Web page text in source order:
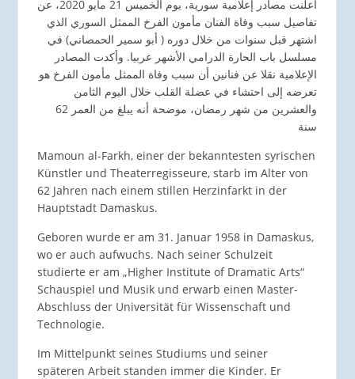
اعلنت مصادر إعلامية سورية، يوم الخميس 21 مايو 2020، عن
تفاصيل سبب وفاة الفنان مأمون الفرخ الممثل السوري الذي
اشتهر قبل سنوات من خلال دوره ( أبو سمير الحمصاني) في
مسلسل باب الحارة الدرامي الأشهر عربيا. وأكدت المصادر
الإعلامية نقلا عن فنانين أن سبب وفاة الممثل مأمون الفرخ هو
تعرضه إلى احتشاء في عضلة القلب خلال اليوم الثامن
والعشرين من شهر رمضان، موضحة أنه يبلغ من العمر 62
سنة
Mamoun al-Farkh, einer der bekanntesten syrischen
Künstler und Theaterregisseure, starb im Alter von
62 Jahren nach einem stillen Herzinfarkt in der
Hauptstadt Damaskus.
Geboren wurde er am 31. Januar 1958 in Damaskus,
wo er auch aufwuchs. Nach seiner Schulzeit
studierte er am „Higher Institute of Dramatic Arts“
Schauspiel und Musik und erwarb einen Master-
Abschluss der Universität für Wissenschaft und
Technologie.
Im Mittelpunkt seines Studiums und seiner
späteren Arbeit standen immer die Kinder. Er